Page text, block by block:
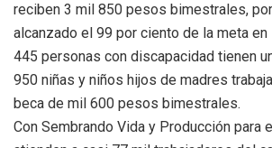
reciben 3 mil 850 pesos bimestrales,
alcanzado el 99 por ciento de la meta en
445 personas con discapacidad tienen
950 niñas y niños hijos de madres
beca de mil 600 pesos bimestrales.
Con Sembrando Vida y Producción para